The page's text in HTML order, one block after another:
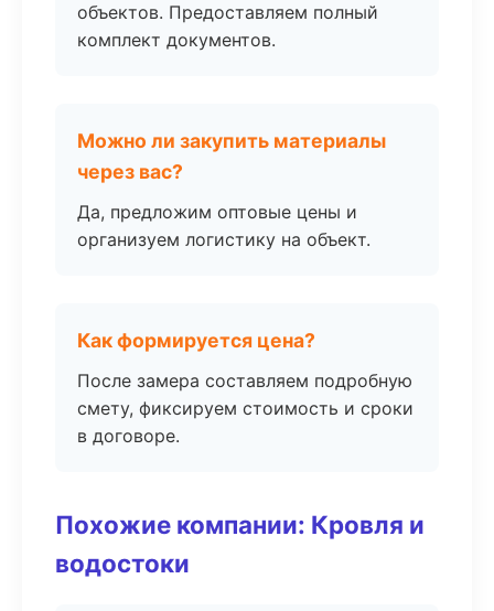
объектов. Предоставляем полный
комплект документов.
Можно ли закупить материалы
через вас?
Да, предложим оптовые цены и
организуем логистику на объект.
Как формируется цена?
После замера составляем подробную
смету, фиксируем стоимость и сроки
в договоре.
Похожие компании: Кровля и
водостоки